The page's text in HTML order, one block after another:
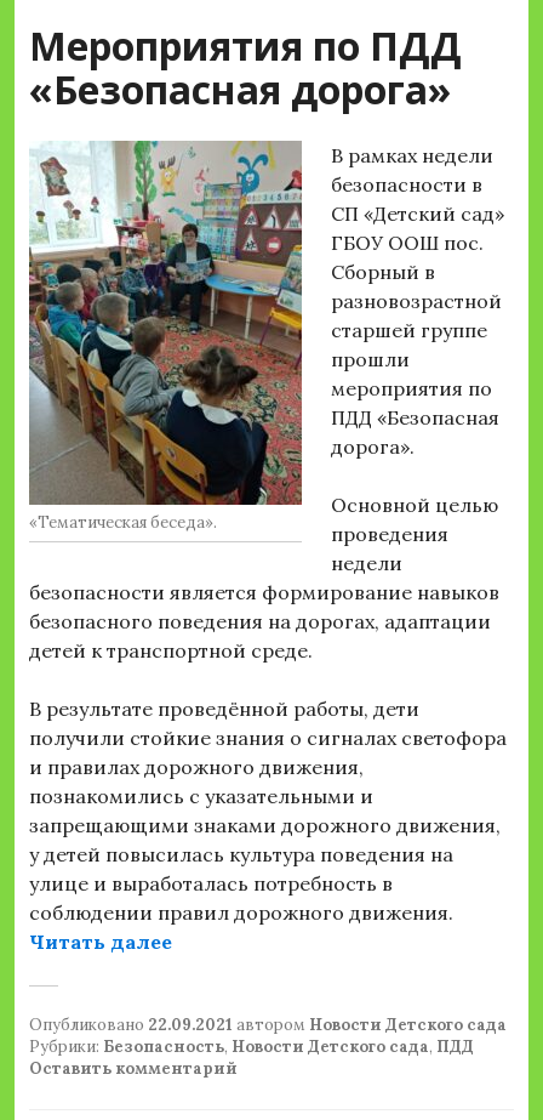
Мероприятия по ПДД
«Безопасная дорога»
«Тематическая беседа».
В рамках недели
безопасности в
СП «Детский сад»
ГБОУ ООШ пос.
Сборный в
разновозрастной
старшей группе
прошли
мероприятия по
ПДД «Безопасная
дорога».
Основной целью
проведения
недели
безопасности является формирование навыков
безопасного поведения на дорогах, адаптации
детей к транспортной среде.
В результате проведённой работы, дети
получили стойкие знания о сигналах светофора
и правилах дорожного движения,
познакомились с указательными и
запрещающими знаками дорожного движения,
у детей повысилась культура поведения на
улице и выработалась потребность в
соблюдении правил дорожного движения.
Читать далее«Мероприятия по ПДД «Безопасная
Опубликовано 22.09.2021 автором Новости Детского сада
Рубрики: Безопасность, Новости Детского сада, ПДД
Оставить комментарий